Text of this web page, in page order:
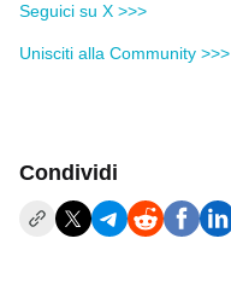
Seguici su X >>>
Unisciti alla Community >>>
Condividi